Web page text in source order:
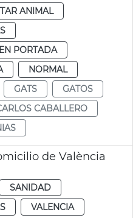
ANIMAL
EN PORTADA
NORMAL
GATS
GATOS
CABALLERO
de València
SANIDAD
VALENCIA